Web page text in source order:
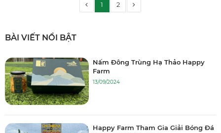
1
2
BÀI VIẾT NỔI BẬT
Nấm Đông Trùng Hạ Thảo Happy
Farm
13/09/2024
Happy Farm Tham Gia Giải Bóng Đá